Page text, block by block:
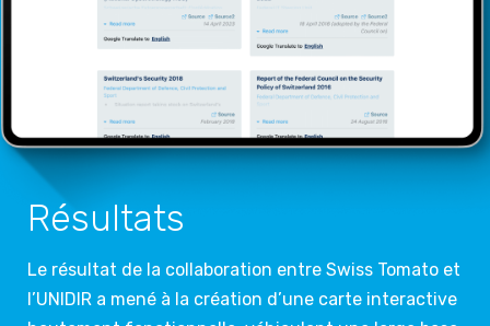
Résultats
Le résultat de la collaboration entre Swiss Tomato et
l’UNIDIR a mené à la création d’une carte interactive